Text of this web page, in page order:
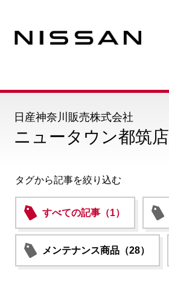
ニュータウン都筑店
日産神奈川販売株式会社
タグから記事を絞り込む
すべての記事（1）
メンテナンス商品（28）